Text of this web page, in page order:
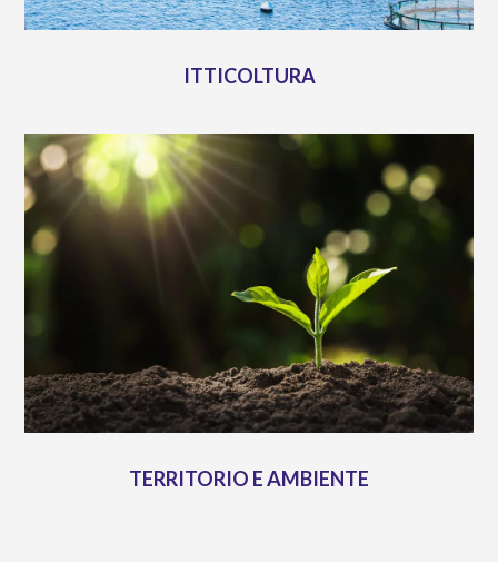
ITTICOLTURA
TERRITORIO E AMBIENTE